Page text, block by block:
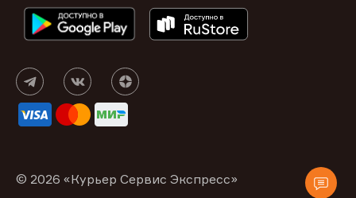
© 2026 «Курьер Сервис Экспресс»